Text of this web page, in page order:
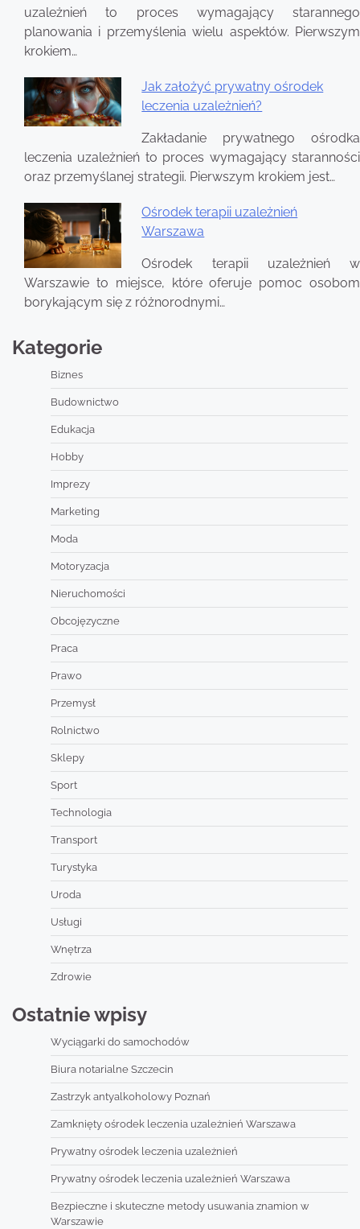
uzależnień to proces wymagający starannego
planowania i przemyślenia wielu aspektów. Pierwszym
krokiem…
Jak założyć prywatny ośrodek
leczenia uzależnień?
Zakładanie prywatnego ośrodka
leczenia uzależnień to proces wymagający staranności
oraz przemyślanej strategii. Pierwszym krokiem jest…
Ośrodek terapii uzależnień
Warszawa
Ośrodek terapii uzależnień w
Warszawie to miejsce, które oferuje pomoc osobom
borykającym się z różnorodnymi…
Kategorie
Biznes
Budownictwo
Edukacja
Hobby
Imprezy
Marketing
Moda
Motoryzacja
Nieruchomości
Obcojęzyczne
Praca
Prawo
Przemysł
Rolnictwo
Sklepy
Sport
Technologia
Transport
Turystyka
Uroda
Usługi
Wnętrza
Zdrowie
Ostatnie wpisy
Wyciągarki do samochodów
Biura notarialne Szczecin
Zastrzyk antyalkoholowy Poznań
Zamknięty ośrodek leczenia uzależnień Warszawa
Prywatny ośrodek leczenia uzależnień
Prywatny ośrodek leczenia uzależnień Warszawa
Bezpieczne i skuteczne metody usuwania znamion w
Warszawie